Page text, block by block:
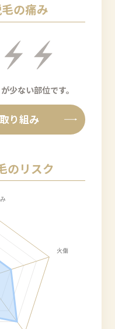
の痛み
少ない部位です。
り組み
のリスク